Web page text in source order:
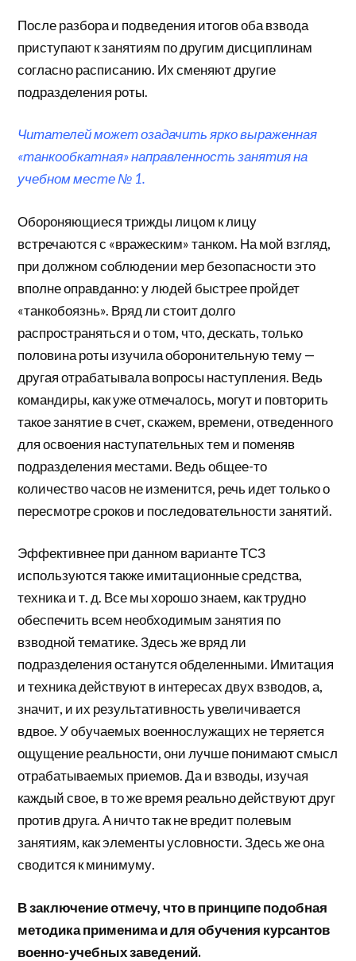
После разбора и подведения итогов оба взвода
приступают к занятиям по другим дисциплинам
согласно расписанию. Их сменяют другие
подразделения роты.
Читателей может озадачить ярко выраженная
«танкообкатная» направленность занятия на
учебном месте № 1.
Обороняющиеся трижды лицом к лицу
встречаются с «вражеским» танком. На мой взгляд,
при должном соблюдении мер безопасности это
вполне оправданно: у людей быстрее пройдет
«танкобоязнь». Вряд ли стоит долго
распространяться и о том, что, дескать, только
половина роты изучила оборонительную тему —
другая отрабатывала вопросы наступления. Ведь
командиры, как уже отмечалось, могут и повторить
такое занятие в счет, скажем, времени, отведенного
для освоения наступательных тем и поменяв
подразделения местами. Ведь общее-то
количество часов не изменится, речь идет только о
пересмотре сроков и последовательности занятий.
Эффективнее при данном варианте ТСЗ
используются также имитационные средства,
техника и т. д. Все мы хорошо знаем, как трудно
обеспечить всем необходимым занятия по
взводной тематике. Здесь же вряд ли
подразделения останутся обделенными. Имитация
и техника действуют в интересах двух взводов, а,
значит, и их результативность увеличивается
вдвое. У обучаемых военнослужащих не теряется
ощущение реальности, они лучше понимают смысл
отрабатываемых приемов. Да и взводы, изучая
каждый свое, в то же время реально действуют друг
против друга. А ничто так не вредит полевым
занятиям, как элементы условности. Здесь же она
сводится к минимуму.
В заключение отмечу, что в принципе подобная
методика применима и для обучения курсантов
военно-учебных заведений.